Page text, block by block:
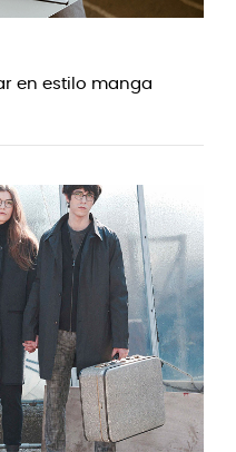
en estilo manga